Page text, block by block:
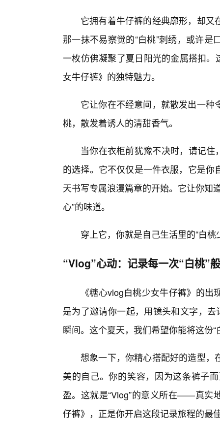
它拥有着牛仔裤的经典廓形，却
那一抹不易察觉的“白桃”刺绣，或许
一枚仿佛凝聚了夏日阳光的金属搭扣
女牛仔裤》的独特魅力。
它让你在不经意间，就散发出一
桃，散发着诱人的清甜香气。
当你在衣柜前犹豫不决时，请记
的选择。它不仅仅是一件衣服，它是
天书写专属浪漫篇章的开始。它让你知
心”的味道。
穿上它，你就是自己生活里的“白
“Vlog”心动：记录每一次“白桃”
《糖心vlog白桃少女牛仔裤》的
是为了邀请你一起，用镜头和文字，
瞬间。这个夏天，我们希望你能将这份
想象一下，你精心搭配好的造型，
美的自己。你的笑容，因为这条裤子
盈。这就是“Vlog”的意义所在——真实
仔裤》，正是你开启这段记录旅程的最